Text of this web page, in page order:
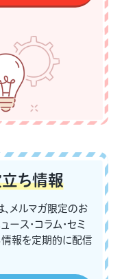
ち情報
メルマガ限定のお
ス・コラム・セミ
報を定期的に配信